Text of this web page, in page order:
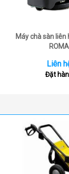
Máy chà sàn liên
ROMA
Liên
Đặt